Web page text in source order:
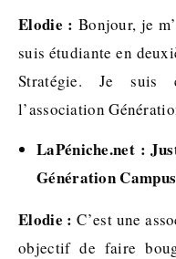
Elodie : Bonjour, je
suis étudiante en
Stratégie. Je suis
l’association
LaPéniche.net :
Génération
Elodie : C’est une
objectif de faire